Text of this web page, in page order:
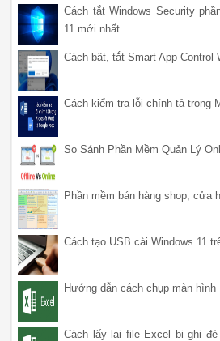
Cách tắt Windows Security
11 mới nhất
Cách bật, tắt Smart App Control
Cách kiểm tra lỗi chính tả trong
So Sánh Phần Mềm Quản Lý
Phần mềm bán hàng shop, cửa
Cách tạo USB cài Windows 11
Hướng dẫn cách chụp màn
Cách lấy lại file Excel bị ghi